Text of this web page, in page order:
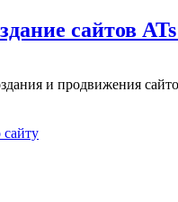
сайтов
и продвижения